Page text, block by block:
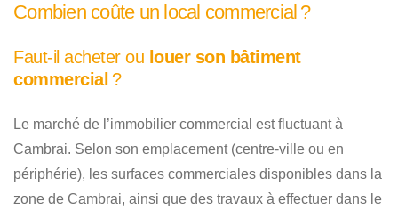
Combien coûte un local commercial ?
Faut-il acheter ou louer son bâtiment
commercial ?
Le marché de l’immobilier commercial est fluctuant à
Cambrai. Selon son emplacement (centre-ville ou en
périphérie), les surfaces commerciales disponibles dans la
zone de Cambrai, ainsi que des travaux à effectuer dans le